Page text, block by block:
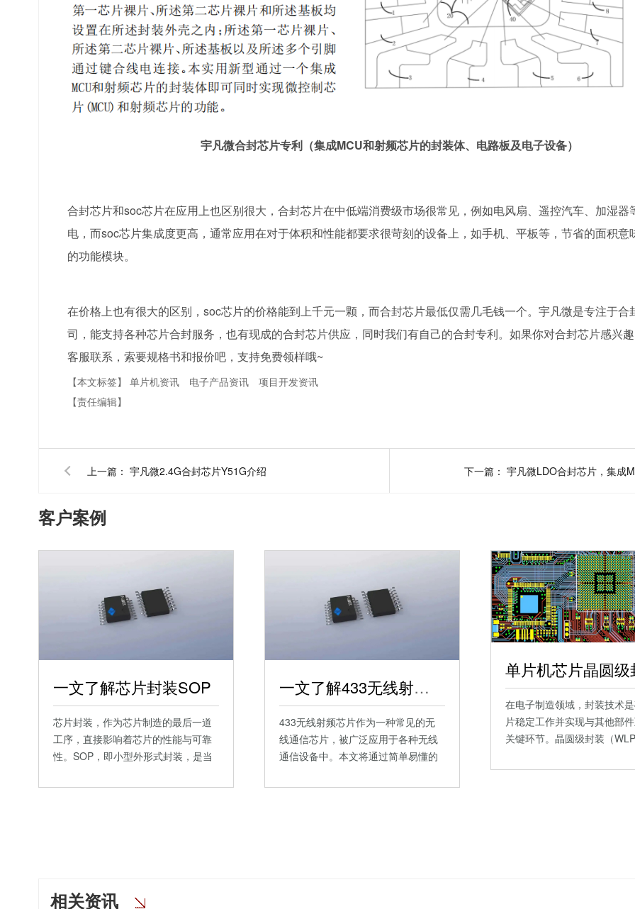
宇凡微合封芯片专利（集成MCU和射频芯片的封装体、电路板及电子设备）
合封芯片和soc芯片在应用上也区别很大，合封芯片在中低端消费级市场很常见，例如电风扇、遥控汽车、加湿器
电，而soc芯片集成度更高，通常应用在对于体积和性能都要求很苛刻的设备上，如手机、平板等，节省的面积意
的功能模块。
在价格上也有很大的区别，soc芯片的价格能到上千元一颗，而合封芯片最低仅需几毛钱一个。宇凡微是专注于合
司，能支持各种芯片合封服务，也有现成的合封芯片供应，同时我们有自己的合封专利。如果你对合封芯片感兴
客服联系，索要规格书和报价吧，支持免费领样哦~
【本文标签】单片机资讯 电子产品资讯
项目开发资讯
【责任编辑】
上一篇： 宇凡微2.4G合封芯片Y51G介绍 下一篇： 宇凡微LDO合封芯片，集成
客户案例
一文了解芯片封装SOP
芯片封装，作为芯片制造的最后一道
工序，直接影响着芯片的性能与可靠
性。SOP，即小型外形式封装，是当
一文了解433无线射频芯片
433无线射频芯片作为一种常见的无
线通信芯片，被广泛应用于各种无线
通信设备中。本文将通过简单易懂的
在电子制造领域，封装技术
片稳定工作并实现与其他部
关键环节。晶圆级封装（
相关资讯